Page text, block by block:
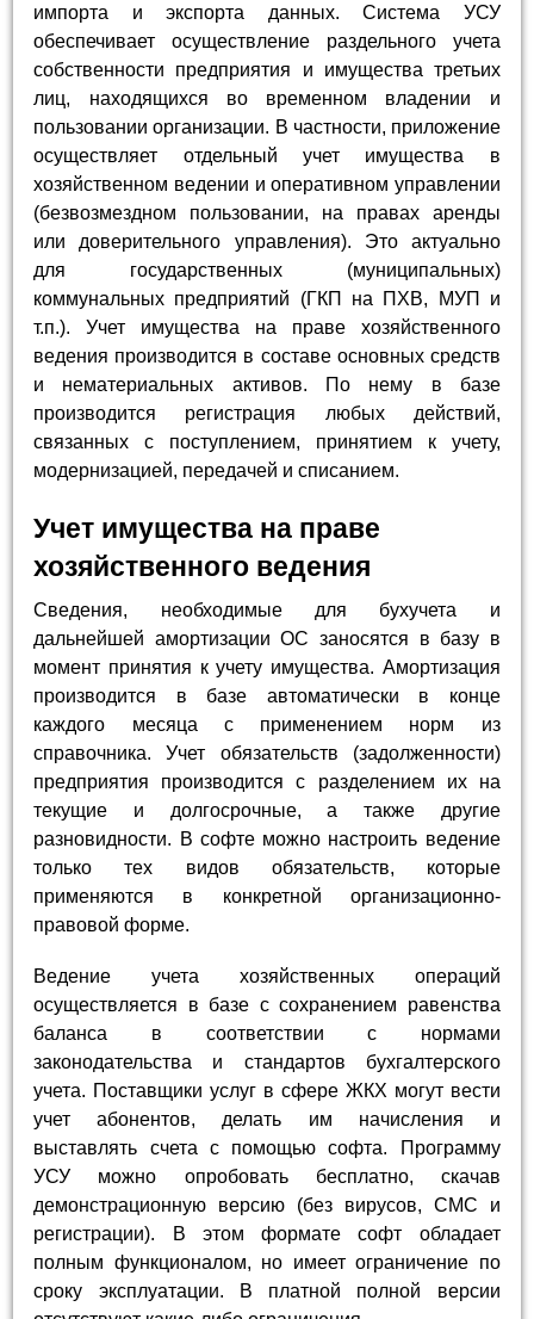
импорта и экспорта данных. Система УСУ
обеспечивает осуществление раздельного учета
собственности предприятия и имущества третьих
лиц, находящихся во временном владении и
пользовании организации. В частности, приложение
осуществляет отдельный учет имущества в
хозяйственном ведении и оперативном управлении
(безвозмездном пользовании, на правах аренды
или доверительного управления). Это актуально
для государственных (муниципальных)
коммунальных предприятий (ГКП на ПХВ, МУП и
т.п.). Учет имущества на праве хозяйственного
ведения производится в составе основных средств
и нематериальных активов. По нему в базе
производится регистрация любых действий,
связанных с поступлением, принятием к учету,
модернизацией, передачей и списанием.
Учет имущества на праве
хозяйственного ведения
Сведения, необходимые для бухучета и
дальнейшей амортизации ОС заносятся в базу в
момент принятия к учету имущества. Амортизация
производится в базе автоматически в конце
каждого месяца с применением норм из
справочника. Учет обязательств (задолженности)
предприятия производится с разделением их на
текущие и долгосрочные, а также другие
разновидности. В софте можно настроить ведение
только тех видов обязательств, которые
применяются в конкретной организационно-
правовой форме.
Ведение учета хозяйственных операций
осуществляется в базе с сохранением равенства
баланса в соответствии с нормами
законодательства и стандартов бухгалтерского
учета. Поставщики услуг в сфере ЖКХ могут вести
учет абонентов, делать им начисления и
выставлять счета с помощью софта. Программу
УСУ можно опробовать бесплатно, скачав
демонстрационную версию (без вирусов, СМС и
регистрации). В этом формате софт обладает
полным функционалом, но имеет ограничение по
сроку эксплуатации. В платной полной версии